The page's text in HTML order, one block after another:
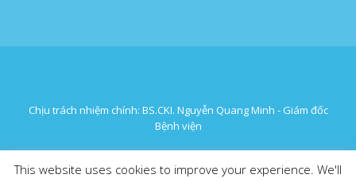
Chịu trách nhiệm chính: BS.CKI. Nguyễn Quang Minh - Giám đốc
Bệnh viện
© 2016 Bệnh Viện Đa Khoa Hưng Thịnh
This website uses cookies to improve your experience. We'll